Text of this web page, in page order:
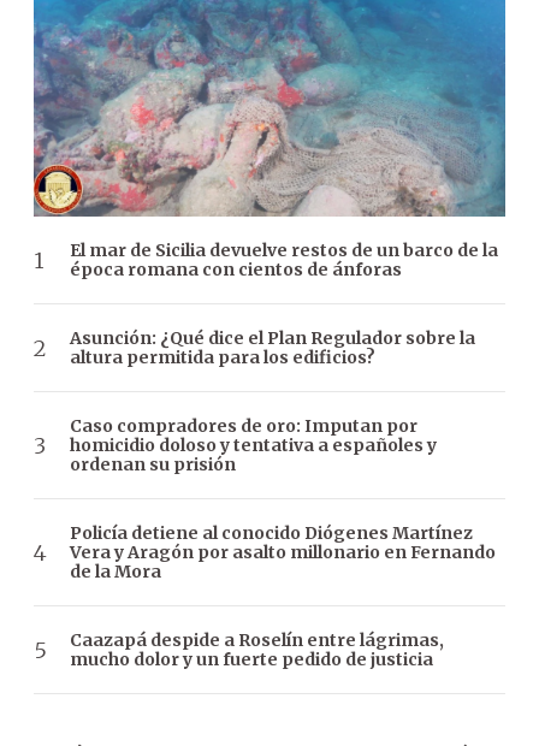
El mar de Sicilia devuelve restos de un barco de la
época romana con cientos de ánforas
Asunción: ¿Qué dice el Plan Regulador sobre la
altura permitida para los edificios?
Caso compradores de oro: Imputan por
homicidio doloso y tentativa a españoles y
ordenan su prisión
Policía detiene al conocido Diógenes Martínez
Vera y Aragón por asalto millonario en Fernando
de la Mora
Caazapá despide a Roselín entre lágrimas,
mucho dolor y un fuerte pedido de justicia